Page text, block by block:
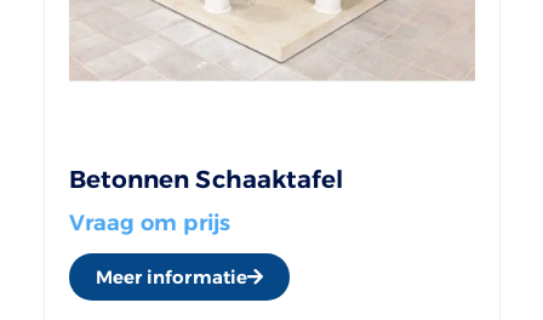
Betonnen Schaaktafel
Vraag om prijs
Meer informatie